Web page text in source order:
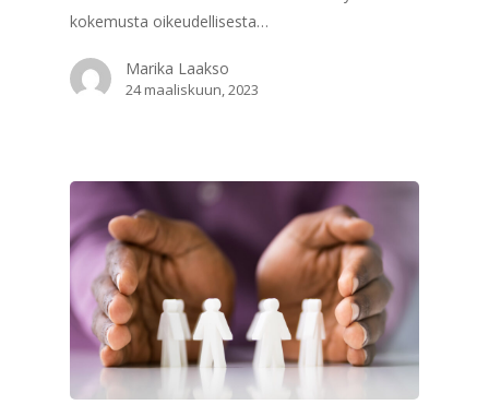
kokemusta oikeudellisesta…
Marika Laakso
24 maaliskuun, 2023
Blogit
Hallitus
Jäsenet